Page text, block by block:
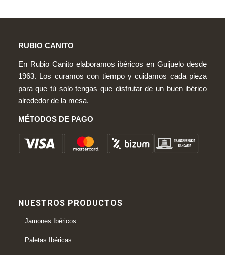
RUBIO CANITO
En Rubio Canito elaboramos ibéricos en Guijuelo desde
1963. Los curamos con tiempo y cuidamos cada pieza
para que tú solo tengas que disfrutar de un buen ibérico
alrededor de la mesa.
MÉTODOS DE PAGO
NUESTROS PRODUCTOS
Jamones Ibéricos
Paletas Ibéricas